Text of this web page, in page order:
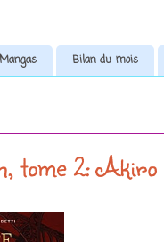
Bilan du mois
tome 2: Akiro